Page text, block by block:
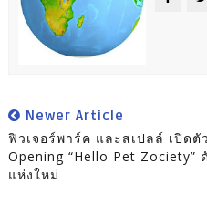
Newer Article
ฟิวเจอร์พาร์ค และสเปลล์ เปิดตั
Opening “Hello Pet
แห่งใหม่